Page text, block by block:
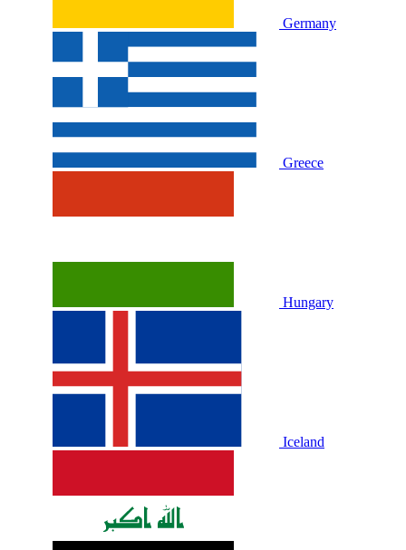
Germany
Greece
Hungary
Iceland